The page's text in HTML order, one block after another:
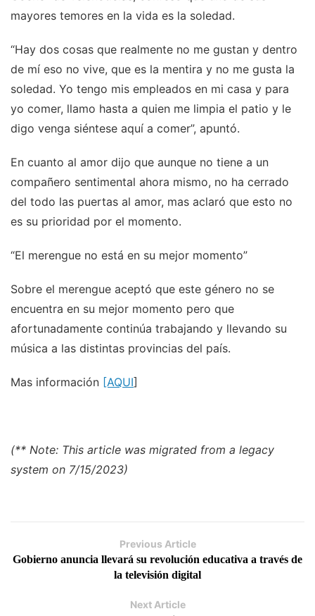
mayores temores en la vida es la soledad.
“Hay dos cosas que realmente no me gustan y dentro
de mí eso no vive, que es la mentira y no me gusta la
soledad. Yo tengo mis empleados en mi casa y para
yo comer, llamo hasta a quien me limpia el patio y le
digo venga siéntese aquí a comer”, apuntó.
En cuanto al amor dijo que aunque no tiene a un
compañero sentimental ahora mismo, no ha cerrado
del todo las puertas al amor, mas aclaró que esto no
es su prioridad por el momento.
“El merengue no está en su mejor momento”
Sobre el merengue aceptó que este género no se
encuentra en su mejor momento pero que
afortunadamente continúa trabajando y llevando su
música a las distintas provincias del país.
Mas información [AQUI]
(** Note: This article was migrated from a legacy
system on 7/15/2023)
Previous Article
Gobierno anuncia llevará su revolución educativa a través de
la televisión digital
Next Article